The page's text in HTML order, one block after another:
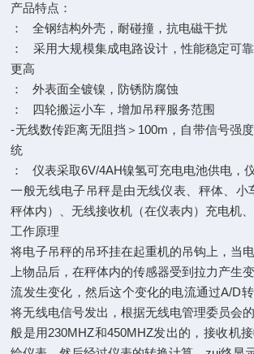
产品特点：
： 全钢结构外壳，耐碰撞，抗电磁干扰
： 采用大规模集成电路设计，性能稳定可靠
更高
： 外表面全镀镍，防锈防腐蚀
： 四轮搬运小车，增加吊秤服务范围
-无线数传距离无阻挡＞100m，自带信号强
统
： 仪表采取6V/4AH镍氢可充电电池供电，
一般无线电子吊秤是由无线仪表、秤体、小
秤体内）、无线接收机（在仪表内）充电机、
工作原理
将电子吊秤的吊环挂在起重机的吊钩上，当
上物品后，在秤体内的传感器受到拉力产生
流发生变化，然后这个变化的电流通过A/D
将无线电信号发出，根据无线电管理委员会
般是用230MHZ和450MHZ发出的，接收机